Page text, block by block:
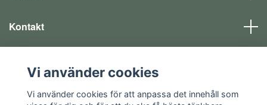
Kontakt
Sociala medier
Vi använder cookies
Vi använder cookies för att anpassa det innehåll som